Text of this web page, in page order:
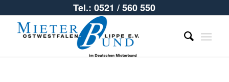
Tel.: 0521 / 560 550